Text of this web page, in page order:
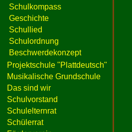
Schulkompass
Geschichte
Schullied
Schulordnung
Beschwerdekonzept
Projektschule "Plattdeutsch"
Musikalische Grundschule
Das sind wir
Schulvorstand
Schulelternrat
Schülerrat